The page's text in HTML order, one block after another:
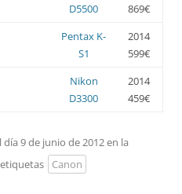
D5500
869€
Pentax K-
S1
2014
599€
Nikon
D3300
2014
459€
9 de junio de 2012 en la
Canon